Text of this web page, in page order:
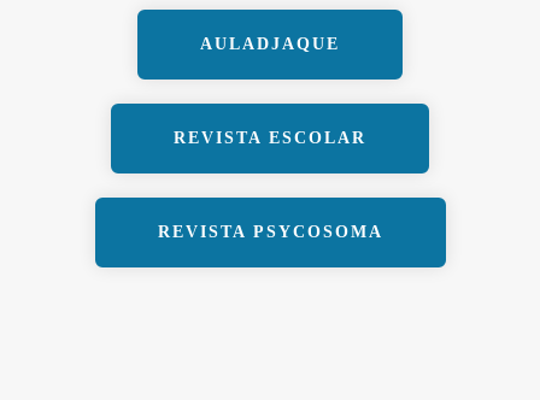
AULADJAQUE
REVISTA ESCOLAR
REVISTA PSYCOSOMA